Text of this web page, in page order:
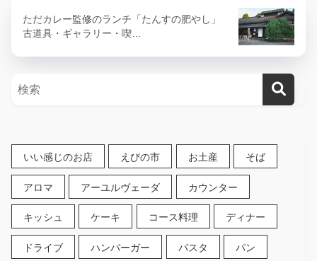
ただカレー監修のランチ「たんすの肥やし」
古道具・ギャラリー・喫…
いい感じのお店 えびの市 お土産 そば
アロマ アーユルヴェーダ カウンター
キッシュ ケーキ コース料理 ディナー
ドライブ ハンバーガー パスタ パン